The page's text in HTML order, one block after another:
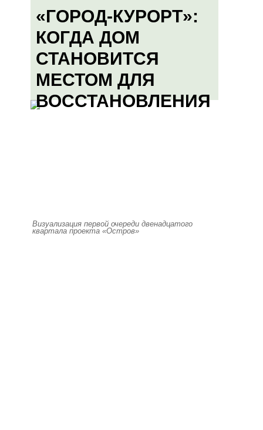
«ГОРОД-КУРОРТ»:
КОГДА ДОМ
СТАНОВИТСЯ
МЕСТОМ ДЛЯ
ВОССТАНОВЛЕНИЯ
Визуализация первой очереди двенадцатого
квартала проекта «Остров»